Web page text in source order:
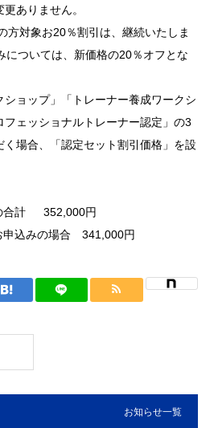
ありません。
方対象お20％割引は、継続いたしま
については、新価格の20％オフとな
ショップ」「トレーナー養成ワークシ
フェッショナルトレーナー認定」の3
場合、「認定セット割引価格」を設
合計 352,000円
申込みの場合 341,000円
お知らせ一覧